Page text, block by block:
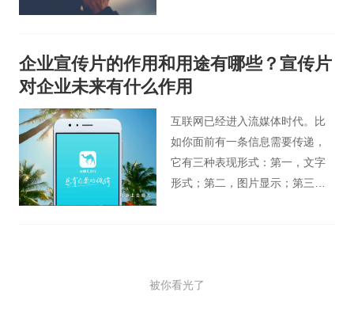
企业宣传片的作用和用途有哪些？宣传片
对企业未来有什么作用
互联网已经进入流媒体时代。比
如你面前有一条信息需要传递，
它有三种表现形式：第一，文字
形式；第二，图片显示；第三，
听体验，影响观众的心智，帮助
被你看光了